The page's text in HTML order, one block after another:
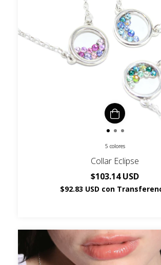
5 colores
Collar Eclipse
$103.14 USD
$92.83 USD con